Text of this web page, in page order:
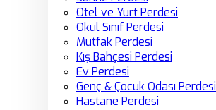
Otel ve Yurt Perdesi
Okul Sınıf Perdesi
Mutfak Perdesi
Kış Bahçesi Perdesi
Ev Perdesi
Genç & Çocuk Odası Perdesi
Hastane Perdesi